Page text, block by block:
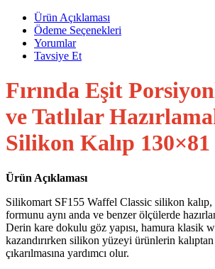
Ürün Açıklaması
Ödeme Seçenekleri
Yorumlar
Tavsiye Et
Fırında Eşit
ve Tatlılar
Silikon Kalıp
Ürün Açıklaması
Silikomart SF155 Waffel Classic silikon
formunu aynı anda ve benzer ölçülerde
Derin kare dokulu göz yapısı, hamura klasik
kazandırırken silikon yüzeyi ürünlerin
çıkarılmasına yardımcı olur.